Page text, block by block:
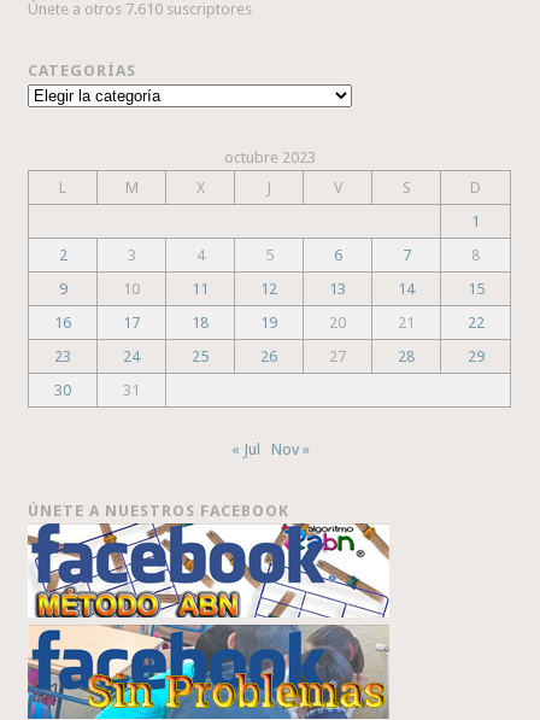
Únete a otros 7.610 suscriptores
CATEGORÍAS
Categorías
octubre 2023
L
M X J V S
D
1
2
3 4 5 6 7
8
9
10 11 12 13 14
15
16
17 18 19 20 21
22
23
24 25 26 27 28
29
30
31
« Jul Nov »
ÚNETE A NUESTROS FACEBOOK